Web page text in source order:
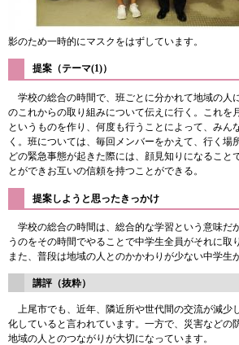
影のため一時的にマスクをはずしています。
提案（テーマ(1)）
学校の総合の時間で、班ごとに分かれて地域の人
のこれからの取り組みについて伝えに行く。これを
というものを作り、何度も行うことによって、みん
く。班については、毎回メンバーをかえて、行く場
どの緊急事態が起きた際には、顔見知りになること
とができお互いの信頼を持つことができる。
提案しようと思ったきっかけ
学校の総合の時間は、総合的な学習という意味だ
うのをその時間でやることで中学生全員がそれに取
また、普段は地域の人とのかかわりが少ない中学生
講評（抜粋）
上尾市でも、近年、隣近所や世代間の交流が減少
化していると言われています。一方で、災害などの
地域の人とのつながりが大切になっています。